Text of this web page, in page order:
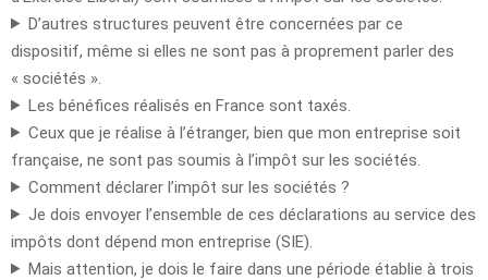
D’autres structures peuvent être concernées par ce
dispositif, même si elles ne sont pas à proprement parler des
« sociétés ».
Les bénéfices réalisés en France sont taxés.
Ceux que je réalise à l’étranger, bien que mon entreprise soit
française, ne sont pas soumis à l’impôt sur les sociétés.
Comment déclarer l’impôt sur les sociétés ?
Je dois envoyer l’ensemble de ces déclarations au service des
impôts dont dépend mon entreprise (SIE).
Mais attention, je dois le faire dans une période établie à trois